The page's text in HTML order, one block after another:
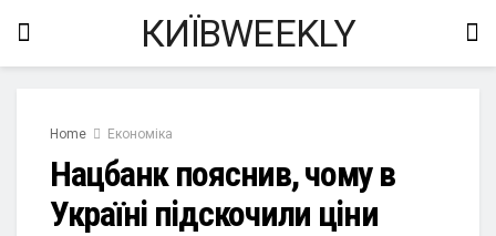
КИЇВWEEKLY
Home Економіка
Нацбанк пояснив, чому в
Україні підскочили ціни